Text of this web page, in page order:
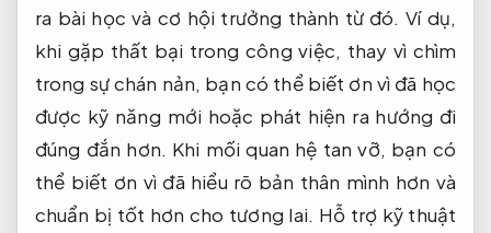
ra bài học và cơ hội trưởng thành từ đó. Ví dụ,
khi gặp thất bại trong công việc, thay vì chìm
trong sự chán nản, bạn có thể biết ơn vì đã học
được kỹ năng mới hoặc phát hiện ra hướng đi
đúng đắn hơn. Khi mối quan hệ tan vỡ, bạn có
thể biết ơn vì đã hiểu rõ bản thân mình hơn và
chuẩn bị tốt hơn cho tương lai. Hỗ trợ kỹ thuật